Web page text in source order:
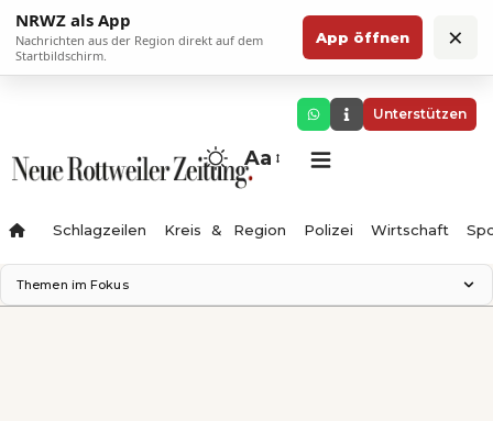
NRWZ als App
Nachrichten aus der Region direkt auf dem
Startbildschirm.
App öffnen ×
Unterstützen
Aa
Schlagzeilen Kreis & Region Polizei Wirtschaft
Themen im Fokus